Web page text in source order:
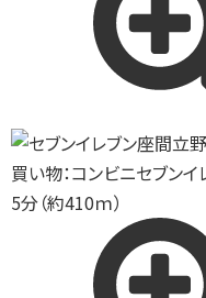
買い物：コンビニセブン
5分（約410ｍ）